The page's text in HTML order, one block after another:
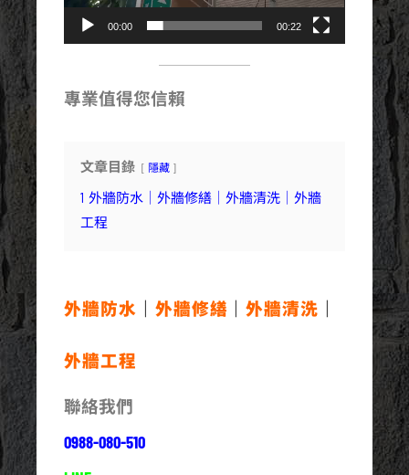
00:00 00:22
專業值得您信賴
文章目錄 隱藏
1 外牆防水｜外牆修繕｜外牆清洗｜外牆
工程
外牆防水 外牆修繕 ｜外牆清洗
外牆工程
聯絡我們
0988-080-510